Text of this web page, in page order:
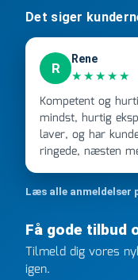
Det siger
R
Rene
★★★★★
Kompetent og hurtig levering!
mindst, hurtig
laver, og har
ringede, næsten
kunne levere en
kunne overholde
ringede onsdag
efter kl 6.45! Kan
gang jeg skal
FØRST. De
Læs alle
Få gode tilbud
Tilmeld dig vores
igen.